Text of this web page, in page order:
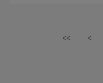
<< <